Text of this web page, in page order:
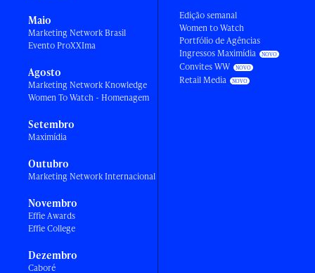
Maio
Marketing Network Brasil
Evento ProXXIma
Agosto
Marketing Network Knowledge
Women To Watch - Homenagem
Setembro
Maximídia
Outubro
Marketing Network Internacional
Novembro
Effie Awards
Effie College
Dezembro
Caboré
Edição semanal
Women to Watch
Portfólio de Agências
Ingressos Maximídia
Convites WW
Retail Media